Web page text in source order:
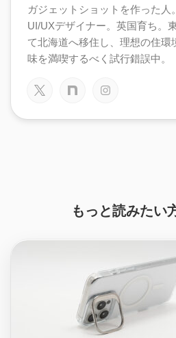
ガジェットショットを作った人
UI/UXデザイナー。英国育ち。
て北海道へ移住し、理想の住環
味を満喫するべく試行錯誤中。
もっと読みたい